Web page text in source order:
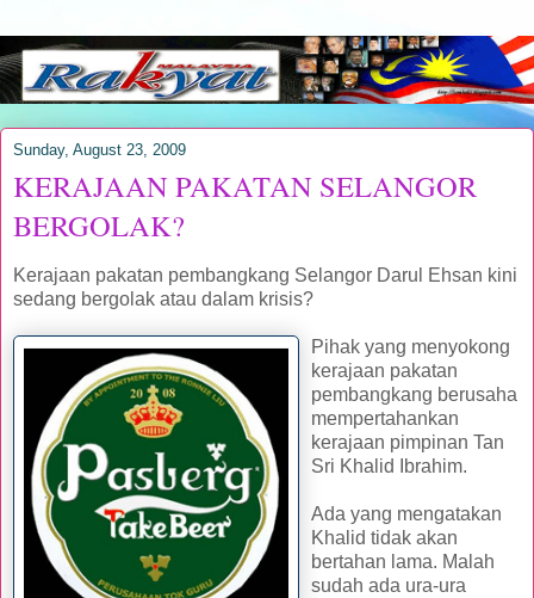
Sunday, August 23, 2009
KERAJAAN PAKATAN SELANGOR
BERGOLAK?
Kerajaan pakatan pembangkang Selangor Darul Ehsan kini
sedang bergolak atau dalam krisis?
Pihak yang menyokong
kerajaan pakatan
pembangkang berusaha
mempertahankan
kerajaan pimpinan Tan
Sri Khalid Ibrahim.
Ada yang mengatakan
Khalid tidak akan
bertahan lama. Malah
sudah ada ura-ura